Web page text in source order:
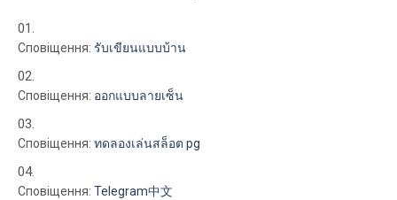
Сповіщення: รับเขียนแบบบ้าน
Сповіщення: ออกแบบลายเซ็น
Сповіщення: ทดลองเล่นสล็อต pg
Сповіщення: Telegram中文